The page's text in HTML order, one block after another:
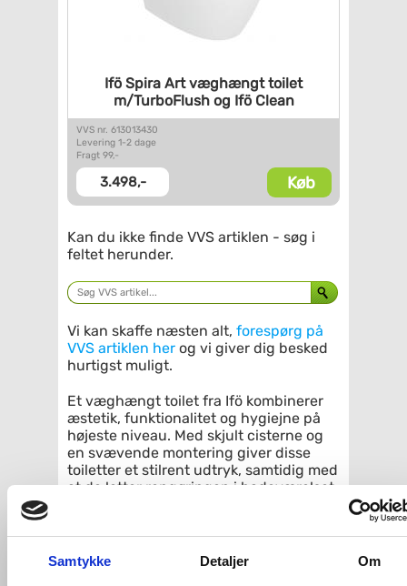
Samtykke Detaljer Om
Ifö Spira Art væghængt toilet
m/TurboFlush og Ifö Clean
VVS nr. 613013430
Levering 1-2 dage
Fragt 99,-
3.498,- Køb
Kan du ikke finde VVS artiklen - søg i
feltet herunder.
Vi kan skaffe næsten alt, forespørg på
VVS artiklen her og vi giver dig besked
hurtigst muligt.
Et væghængt toilet fra Ifö kombinerer
æstetik, funktionalitet og hygiejne på
højeste niveau. Med skjult cisterne og
en svævende montering giver disse
toiletter et stilrent udtryk, samtidig med
at de letter rengøringen i badeværelset.
toilet? Hvad skal du være opmærksom
på ved valg af den rette model? Og
hvilke teknologiske fordele tilbyder Ifö?